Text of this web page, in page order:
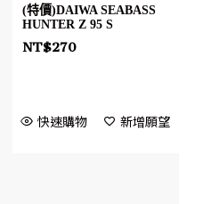
(特價)DAIWA SEABASS
HUNTER Z 95 S
NT$270
快速購物 新增願望